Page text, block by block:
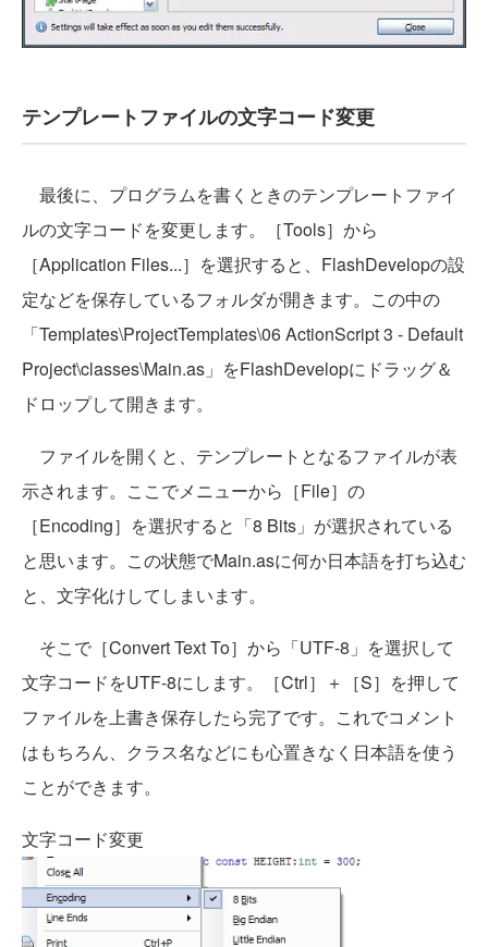
テンプレートファイルの文字コード変更
最後に、プログラムを書くときのテンプレートファイ
ルの文字コードを変更します。［Tools］から
［Application Files...］を選択すると、FlashDevelopの設
定などを保存しているフォルダが開きます。この中の
「Templates\ProjectTemplates\06 ActionScript 3 - Default
Project\classes\Main.as」をFlashDevelopにドラッグ＆
ドロップして開きます。
ファイルを開くと、テンプレートとなるファイルが表
示されます。ここでメニューから［File］の
［Encoding］を選択すると「8 Bits」が選択されている
と思います。この状態でMain.asに何か日本語を打ち込む
と、文字化けしてしまいます。
そこで［Convert Text To］から「UTF-8」を選択して
文字コードをUTF-8にします。［Ctrl］＋［S］を押して
ファイルを上書き保存したら完了です。これでコメント
はもちろん、クラス名などにも心置きなく日本語を使う
ことができます。
文字コード変更